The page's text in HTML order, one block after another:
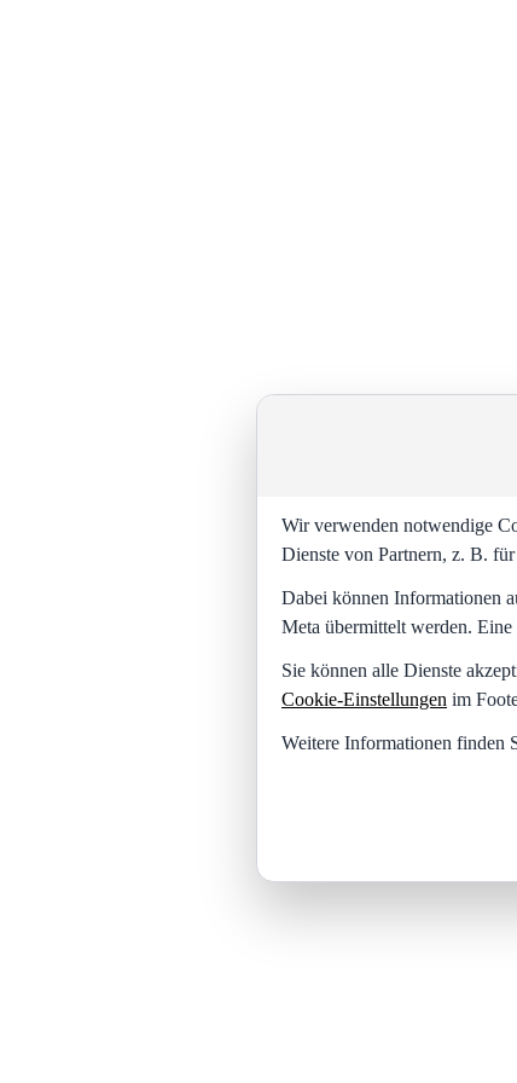
Wir verwenden notwendige
Dienste von Partnern, z. B.
Dabei können Informationen
Meta übermittelt werden.
Sie können alle Dienste
Cookie-Einstellungen im
Weitere Informationen finden